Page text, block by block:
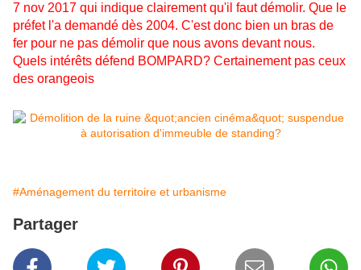
7 nov 2017 qui indique clairement qu'il faut démolir. Que le
préfet l'a demandé dès 2004. C'est donc bien un bras de
fer pour ne pas démolir que nous avons devant nous.
Quels intérêts défend BOMPARD? Certainement pas ceux
des orangeois
#Aménagement du territoire et urbanisme
Partager